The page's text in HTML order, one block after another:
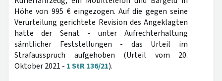
Höhe von 995 € eingezogen. Auf die gegen seine
Verurteilung gerichtete Revision des Angeklagten
hatte der Senat - unter Aufrechterhaltung
sämtlicher Feststellungen - das Urteil im
Strafausspruch aufgehoben (Urteil vom 20.
Oktober 2021 - 1 StR 136/21).